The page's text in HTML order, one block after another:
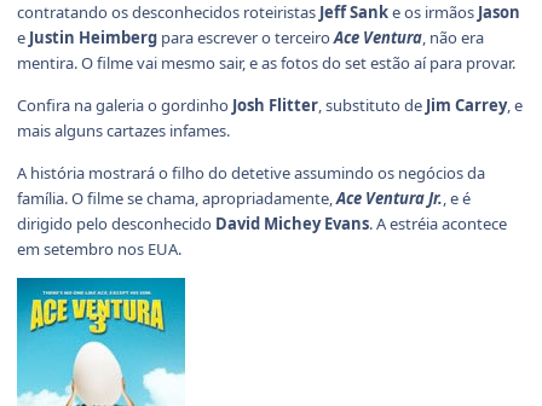
contratando os desconhecidos roteiristas Jeff Sanke os irmãos Jason
e Justin Heimberg para escrever o terceiroAce Ventura, não era
mentira. O filme vai mesmo sair, e as fotos do set estão aí para provar.
Confira na galeria o gordinho Josh Flitter, substituto de Jim Carrey, e
mais alguns cartazes infames.
A história mostrará o filho do detetive assumindo os negócios da
família. O filme se chama, apropriadamente,Ace Ventura Jr., e é
dirigido pelo desconhecido David Michey Evans. A estréia acontece
em setembro nos EUA.